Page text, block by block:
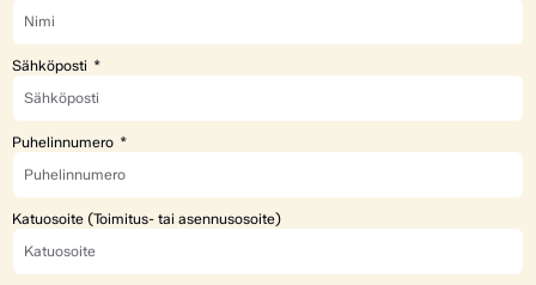
Sähköposti
Puhelinnumero
Katuosoite (Toimitus- tai asennusosoite)